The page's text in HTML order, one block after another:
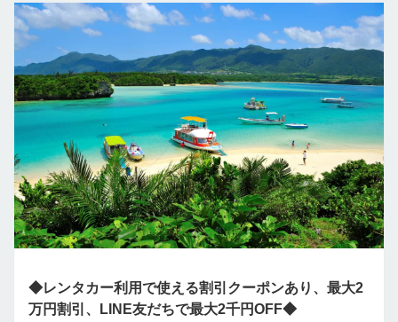
◆レンタカー利用で使える割引クーポンあり、最大2
万円割引、LINE友だちで最大2千円OFF◆